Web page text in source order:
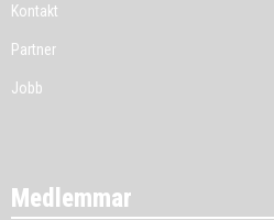
Kontakt
Partner
Jobb
Medlemmar